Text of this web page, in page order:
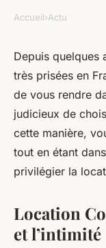
Les
location
armand•5
Accueil›Actu
Depuis quelques
très prisées en
de vous rendre
judicieux de
cette manière,
tout en étant
privilégier la
Location
et l’intimité